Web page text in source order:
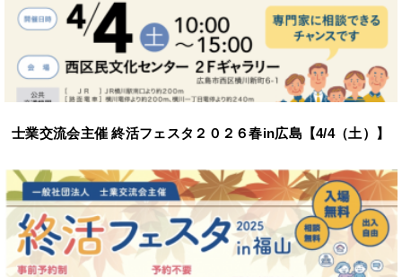
士業交流会主催 終活フェスタ２０２６春in広島【4/4（土）】